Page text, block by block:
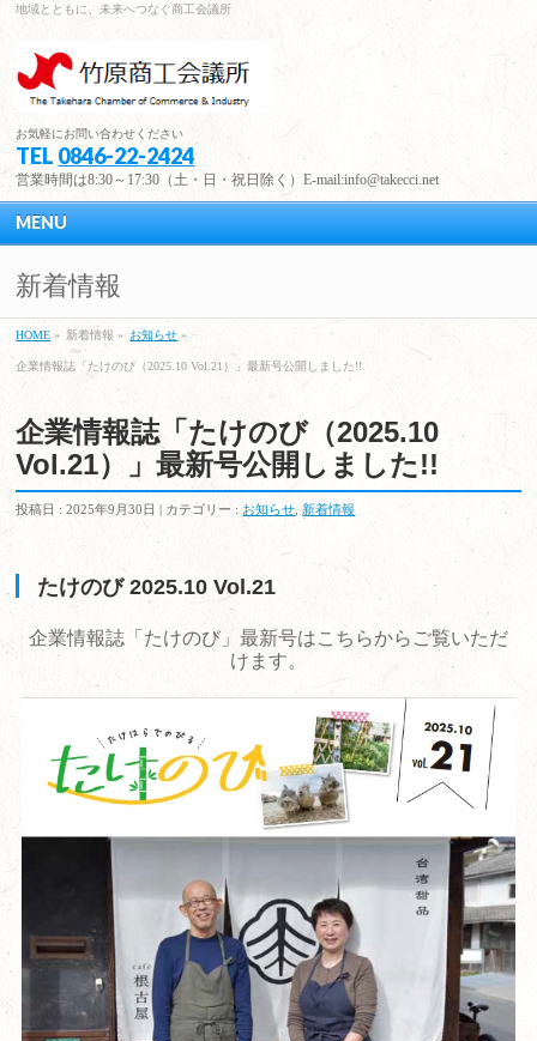
地域とともに、未来へつなぐ商工会議所
お気軽にお問い合わせください
TEL 0846-22-2424
営業時間は8:30～17:30（土・日・祝日除く）E-mail:info@takecci.net
MENU
新着情報
HOME » 新着情報 » お知らせ »
企業情報誌「たけのび（2025.10 Vol.21）」最新号公開しました!!
企業情報誌「たけのび（2025.10
Vol.21）」最新号公開しました!!
投稿日 : 2025年9月30日 | カテゴリー : お知らせ 新着情報
たけのび 2025.10 Vol.21
企業情報誌「たけのび」最新号はこちらからご覧いただ
けます。